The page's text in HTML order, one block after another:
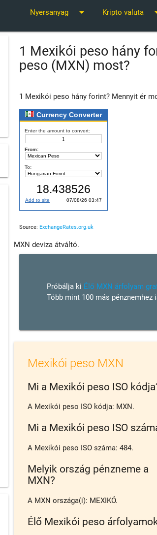
Nyersanyag arrow_drop_down Kripto valuta
1 Mexikói peso hány
peso (MXN) most?
1 Mexikói peso hány forint? Mennyit ér
Source:ExchangeRates.org.uk
MXN deviza átváltó.
Próbálja ki Élő MXN árfolyam
Több mint 100 más pénznemhez
Mexikói peso MXN
Mi a Mexikói peso ISO
A Mexikói peso ISO kódja: MXN.
Mi a Mexikói peso ISO
A Mexikói peso ISO száma: 484.
Melyik ország pénzneme a
MXN?
A MXN országa(i): MEXIKÓ.
Élő Mexikói peso